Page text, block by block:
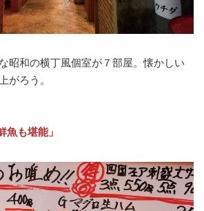
昭和の横丁風個室が７部屋。懐かしい
がろう。
魚も堪能」